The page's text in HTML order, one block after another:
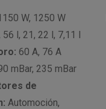
W, 1250 W
56 l, 21, 22 l, 7,11 l
60 A, 76 A
mBar, 235 mBar
de
Automoción,